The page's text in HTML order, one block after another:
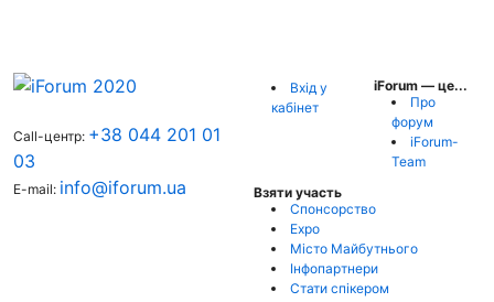
Call-центр: +38 044 201 01
03
E-mail: info@iforum.ua
Вхід у
кабінет
iForum — це...
Про
форум
iForum-
Team
Взяти участь
Спонсорство
Expo
Місто Майбутнього
Інфопартнери
Стати спікером